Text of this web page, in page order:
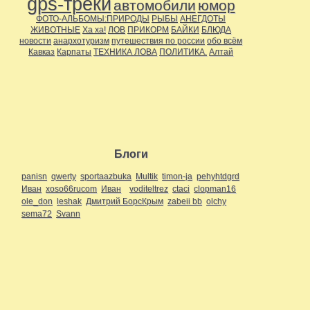
gps-треки автомобили юмор
ФОТО-АЛЬБОМЫ:ПРИРОДЫ РЫБЫ АНЕГДОТЫ
ЖИВОТНЫЕ Ха ха! ЛОВ ПРИКОРМ БАЙКИ БЛЮДА
новости анархотуризм путешествия по россии обо всём
Кавказ Карпаты ТЕХНИКА ЛОВА ПОЛИТИКА. Алтай
Блоги
panisn qwerty sportaazbuka Multik timon-ja pehyhtdgrd
Иван xoso66rucom Иван voditeltrez ctaci clopman16
ole_don leshak Дмитрий БорсКрым zabeii bb olchy
sema72 Svann